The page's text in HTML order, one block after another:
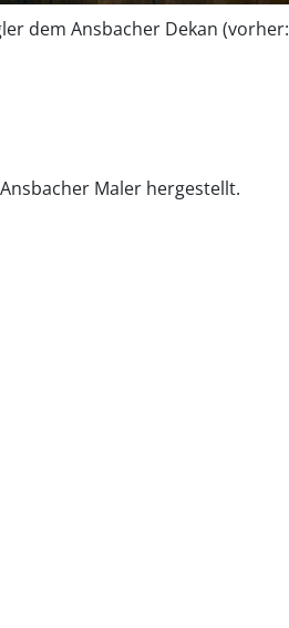
dem Ansbacher Dekan (vorher:
Maler hergestellt.